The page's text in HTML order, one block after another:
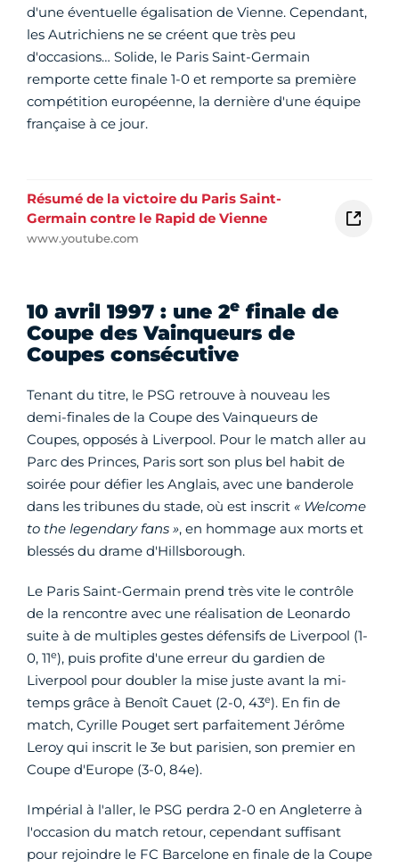
d'une éventuelle égalisation de Vienne. Cependant,
les Autrichiens ne se créent que très peu
d'occasions… Solide, le Paris Saint-Germain
remporte cette finale 1-0 et remporte sa première
compétition européenne, la dernière d'une équipe
française à ce jour.
Résumé de la victoire du Paris Saint-
Germain contre le Rapid de Vienne
www.youtube.com
10 avril 1997 : une 2e finale de
Coupe des Vainqueurs de
Coupes consécutive
Tenant du titre, le PSG retrouve à nouveau les
demi-finales de la Coupe des Vainqueurs de
Coupes, opposés à Liverpool. Pour le match aller au
Parc des Princes, Paris sort son plus bel habit de
soirée pour défier les Anglais, avec une banderole
dans les tribunes du stade, où est inscrit « Welcome
to the legendary fans », en hommage aux morts et
blessés du drame d'Hillsborough.
Le Paris Saint-Germain prend très vite le contrôle
de la rencontre avec une réalisation de Leonardo
suite à de multiples gestes défensifs de Liverpool (1-
0, 11e), puis profite d'une erreur du gardien de
Liverpool pour doubler la mise juste avant la mi-
temps grâce à Benoît Cauet (2-0, 43e). En fin de
match, Cyrille Pouget sert parfaitement Jérôme
Leroy qui inscrit le 3e but parisien, son premier en
Coupe d'Europe (3-0, 84e).
Impérial à l'aller, le PSG perdra 2-0 en Angleterre à
l'occasion du match retour, cependant suffisant
pour rejoindre le FC Barcelone en finale de la Coupe